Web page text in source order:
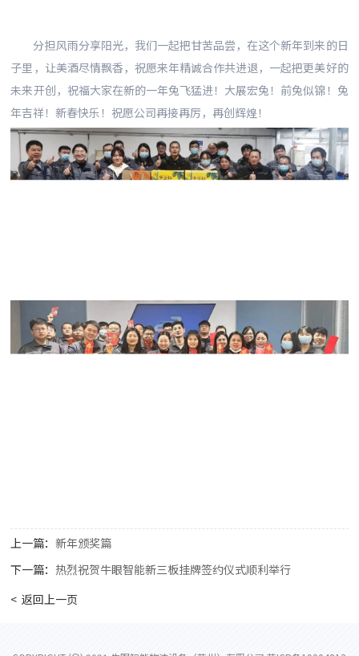
分担风雨分享阳光，我们一起把甘苦品尝，在这个新年到来的日
子里，让美酒尽情飘香，祝愿来年精诚合作共进退，一起把更美好的
未来开创，祝福大家在新的一年兔飞猛进！大展宏兔！前兔似锦！兔
年吉祥！新春快乐！祝愿公司再接再厉，再创辉煌！
上一篇：新年颁奖篇
下一篇：热烈祝贺牛眼智能新三板挂牌签约仪式顺利举行
< 返回上一页